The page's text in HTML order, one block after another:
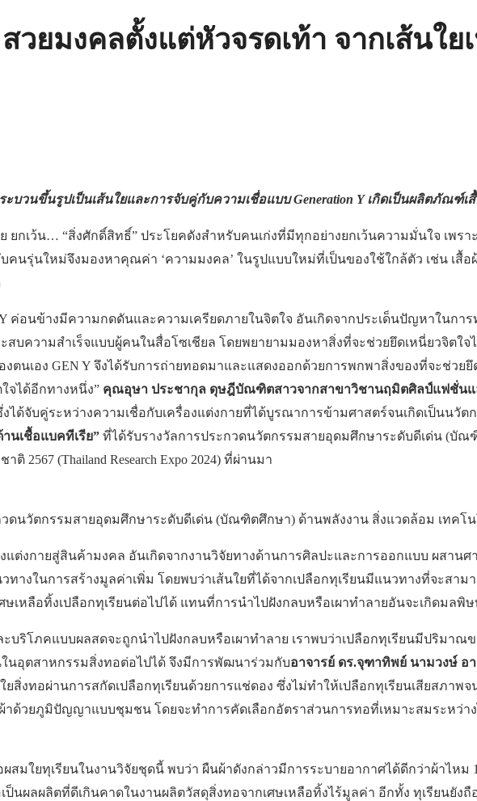
สวยมงคลตั้งแต่หัวจรดเท้า จากเส้นใ
ะบวนขึ้นรูปเป็นเส้นใยและการจับคู่กับความเชื่อแบบGeneration Y เกิดเป็นผลิตภัณฑ์เ
ย ยกเว้น… “สิ่งศักดิ์สิทธิ์” ประโยคดังสำหรับคนเก่งที่มีทุกอย่างยกเว้นความมั่นใจ เพ
คนรุ่นใหม่จึงมองหาคุณค่า ‘ความมงคล’ ในรูปแบบใหม่ที่เป็นของใช้ใกล้ตัว เช่น เสื้
ค่อนข้างมีความกดดันและความเครียดภายในจิตใจ อันเกิดจากประเด็นปัญหาในก
บความสำเร็จแบบผู้คนในสื่อโซเชียล โดยพยายามมองหาสิ่งที่จะช่วยยึดเหนี่ยวจิตใ
นเอง GEN Y จึงได้รับการถ่ายทอดมาและแสดงออกด้วยการพกพาสิ่งของที่จะช่วย
จได้อีกทางหนึ่ง” คุณอุษา ประชากุล ดุษฎีบัณฑิตสาวจากสาขาวิชานฤมิตศิลป์แฟชั่น
งได้จับคู่ระหว่างความเชื่อกับเครื่องแต่งกายที่ได้บูรณาการข้ามศาสตร์จนเกิดเป็นนวัต
นเชื้อแบคทีเรีย” ที่ได้รับรางวัลการประกวดนวัตกรรมสายอุดมศึกษาระดับดีเด่น (บั
2567 (Thailand Research Expo 2024) ที่ผ่านมา
นวัตกรรมสายอุดมศึกษาระดับดีเด่น (บัณฑิตศึกษา) ด้านพลังงาน สิ่งแวดล้อม เทคโนโ
แต่งกายสู่สินค้ามงคล อันเกิดจากงานวิจัยทางด้านการศิลปะและการออกแบบ ผสาน
ทางในการสร้างมูลค่าเพิ่ม โดยพบว่าเส้นใยที่ได้จากเปลือกทุเรียนมีแนวทางที่จะส
เหลือทิ้งเปลือกทุเรียนต่อไปได้ แทนที่การนำไปฝังกลบหรือเผาทำลายอันจะเกิดมลพิ
ะบริโภคแบบผลสดจะถูกนำไปฝังกลบหรือเผาทำลาย เราพบว่าเปลือกทุเรียนมีปริมาณ
นอุตสาหกรรมสิ่งทอต่อไปได้ จึงมีการพัฒนาร่วมกับอาจารย์ ดร.จุฑาทิพย์ นามวงษ์
สิ่งทอผ่านการสกัดเปลือกทุเรียนด้วยการแช่ดอง ซึ่งไม่ทำให้เปลือกทุเรียนเสียสภา
ด้วยภูมิปัญญาแบบชุมชน โดยจะทำการคัดเลือกอัตราส่วนการทอที่เหมาะสมระหว่
มใยทุเรียนในงานวิจัยชุดนี้ พบว่า ผืนผ้าดังกล่าวมีการระบายอากาศได้ดีกว่าผ้าไหม
อเป็นผลผลิตที่ดีเกินคาดในงานผลิตวัสดุสิ่งทอจากเศษเหลือทิ้งไร้มูลค่า อีกทั้ง ทุเรียน